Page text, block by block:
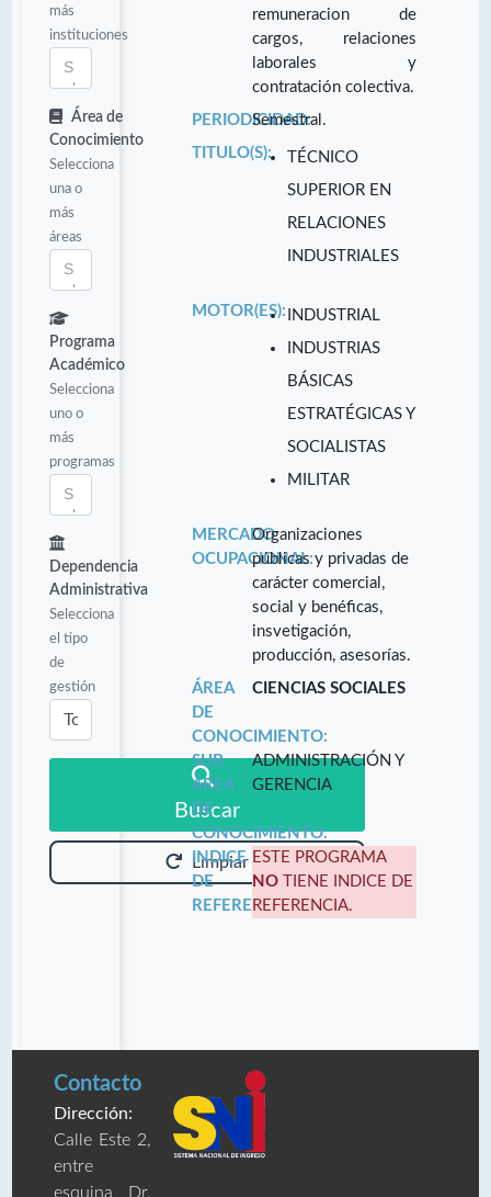
más
instituciones
Área de
Conocimiento
Selecciona
una o
más
áreas
Programa
Académico
Selecciona
uno o
más
programas
Dependencia
Administrativa
Selecciona
el tipo
de
gestión
Buscar
Limpiar
remuneracion de
cargos, relaciones
laborales y
contratación colectiva.
PERIODICIDAD:
Semestral.
TITULO(S):
TÉCNICO
SUPERIOR EN
RELACIONES
INDUSTRIALES
MOTOR(ES): INDUSTRIAL
INDUSTRIAS
BÁSICAS
ESTRATÉGICAS Y
SOCIALISTAS
MILITAR
MERCADO
OCUPACIONAL:
Organizaciones
públicas y privadas de
carácter comercial,
social y benéficas,
insvetigación,
producción, asesorías.
ÁREA
DE
CONOCIMIENTO:
CIENCIAS SOCIALES
SUB
ÁREA
DE
CONOCIMIENTO:
ADMINISTRACIÓN Y
GERENCIA
INDICE
DE
REFERENCIA:
ESTE PROGRAMA
NO TIENE INDICE DE
REFERENCIA.
Contacto
Dirección:
Calle Este 2,
entre
esquina Dr.